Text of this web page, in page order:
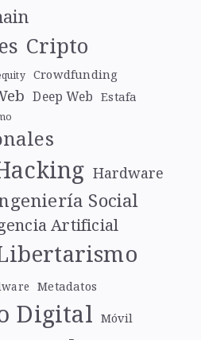
Cripto
Crowdfunding
Deep Web Estafa
Hardware
Social
Artificial
Metadatos
Digital Móvil